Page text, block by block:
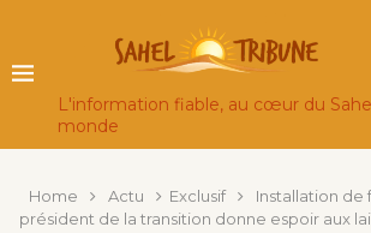
L'information fiable, au cœur du
monde
Home Actu Exclusif
Installation de
président de la transition donne espoir aux